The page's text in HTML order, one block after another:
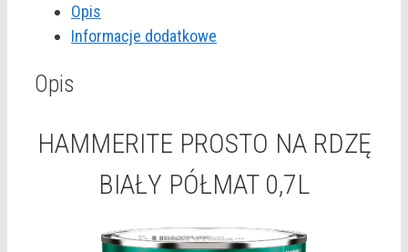
BIAŁY
PÓŁMAT
Opis
Informacje dodatkowe
Opis
HAMMERITE PROSTO NA RDZĘ
BIAŁY PÓŁMAT 0,7L